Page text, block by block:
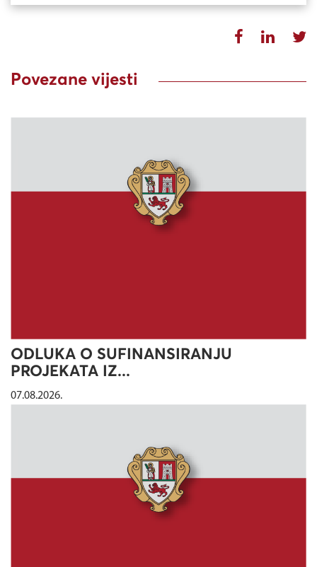
Povezane vijesti
ODLUKA O SUFINANSIRANJU
PROJEKATA IZ...
07.08.2026.